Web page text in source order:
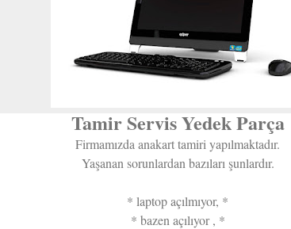
Tamir Servis Yedek Parça
Firmamızda anakart tamiri yapılmaktadır.
Yaşanan sorunlardan bazıları şunlardır.
* laptop açılmıyor, *
* bazen açılıyor , *